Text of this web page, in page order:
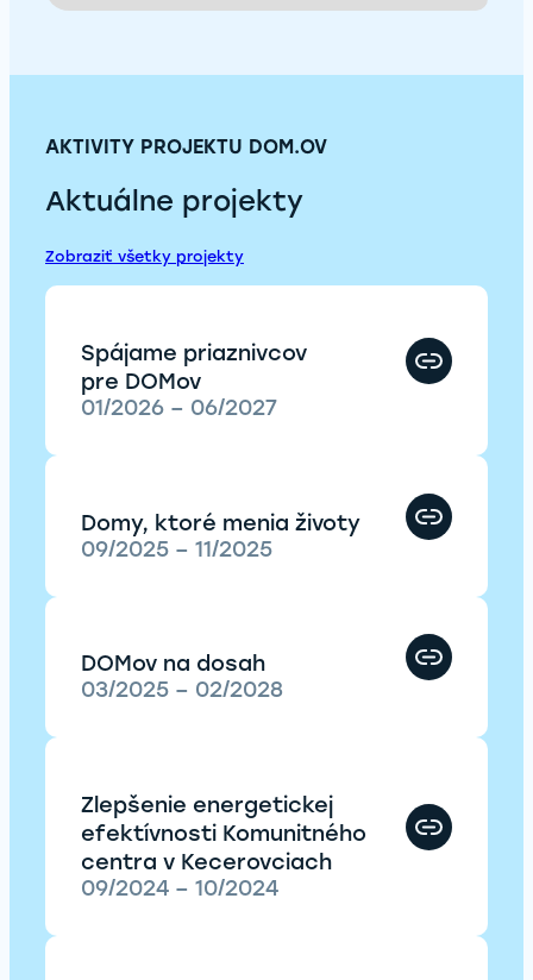
AKTIVITY PROJEKTU DOM.OV
Aktuálne projekty
Zobraziť všetky projekty
Spájame priaznivcov
pre DOMov
01/2026 – 06/2027
Domy, ktoré menia životy
09/2025 – 11/2025
DOMov na dosah
03/2025 – 02/2028
Zlepšenie energetickej
efektívnosti Komunitného
centra v Kecerovciach
09/2024 – 10/2024